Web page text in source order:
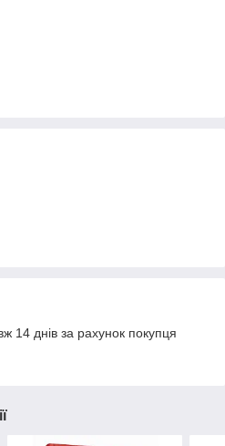
14 днів за рахунок покупця